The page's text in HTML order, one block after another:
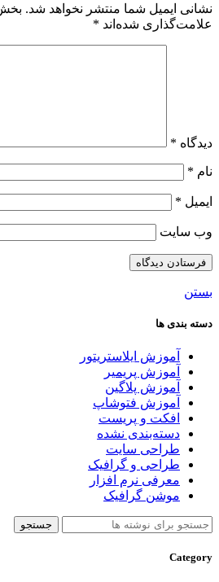
نشانی ایمیل شما منتشر نخواهد شد.
علامت‌گذاری شده‌اند *
دیدگاه *
نام *
ایمیل *
وب‌ سایت
بستن
دسته بندی ها
آموزش ایلاستریتور
آموزش پریمیر
آموزش پلاگین
آموزش فتوشاپ
افکت و پریست
دسته‌بندی نشده
طراحی سایت
طراحی و گرافیک
معرفی نرم افزار
موشن گرافیک
جستجو
Category